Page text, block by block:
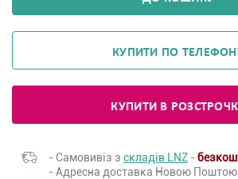
КУПИТИ ПО
КУПИТИ В
- Самовивіз з складів LNZ -
- Адресна доставка Новою Поштою